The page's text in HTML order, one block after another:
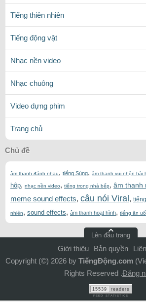
Tiếng thiên nhiên
Tiếng động vật
Nhạc nền video
Nhạc chuông
Video dựng phim
Trang chủ
Chủ đề
âm thanh đánh nhau, tiếng Súng, âm thanh vui nhộn hài
hộp, nhạc nền video, tiếng trong nhà bếp, âm thanh
meme sound effects, câu nói Viral ,
nhiên, sound effects, âm thanh hoạt hình, tiếng ăn
Lên đầu trang
Giới thiệu Bản quyền
Copyright (©) 2026 by TiếngĐộng.com
Rights Reserved .Đăng
15539 readers
FEED STATISTICS